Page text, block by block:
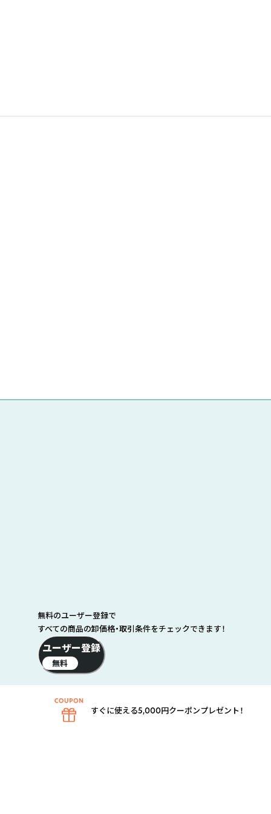
無料のユーザー登録で
すべての商品の卸価格・取引条件をチェックできます！
ユーザー登録
無料
すぐに使える5,000円クーポンプレゼント！